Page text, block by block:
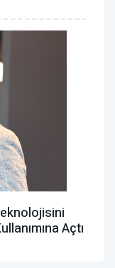
Açtı